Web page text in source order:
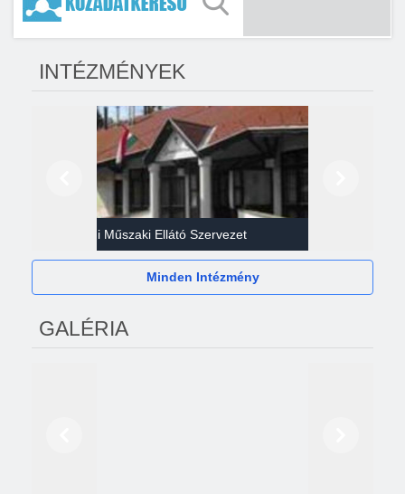
INTÉZMÉNYEK
Gazdasági Műszaki Ellátó Szervezet
Minden Intézmény
GALÉRIA